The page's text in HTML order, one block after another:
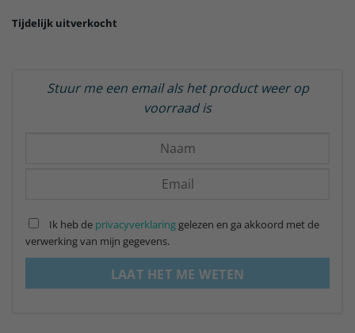
Tijdelijk uitverkocht
Stuur me een email als het product weer op
voorraad is
Ik heb de privacyverklaring gelezen en ga akkoord met de
verwerking van mijn gegevens.
LAAT HET ME WETEN